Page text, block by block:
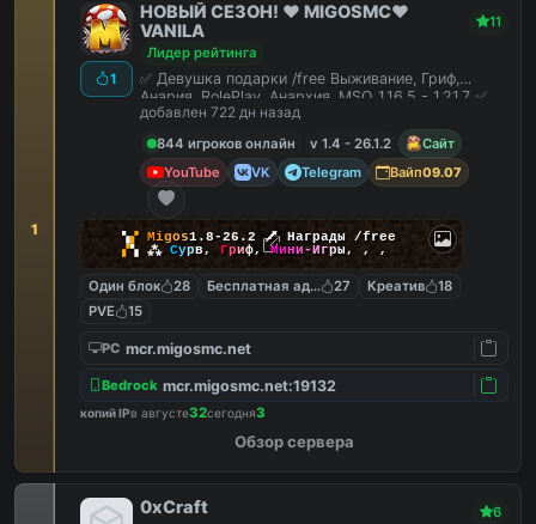
1
1
НОВЫЙ СЕЗОН! ❤️ MIGOSMC❤️
VANILA
11
Лидер рейтинга
✅ Девушка подарки /free Выживание, Гриф,
Анария, RolePlay, Анархия, MSO 1.16.5 - 1.21.7 ✅
добавлен 722 дн назад
844 игроков онлайн
v 1.4 - 26.1.2
Сайт
YouTube
VK Telegram Вайп09.07
▚▞ Migos1.8-26.2🗡 Награды /free
▞▚ ⁂ Сурв, Гриф,Мини-Игры, , ,
Один блок 28 Бесплатная админка
27 Креатив
18
PVE
15
PC mcr.migosmc.net
Bedrock mcr.migosmc.net:19132
копий IPв августе32сегодня3
Обзор сервера
0xCraft 6